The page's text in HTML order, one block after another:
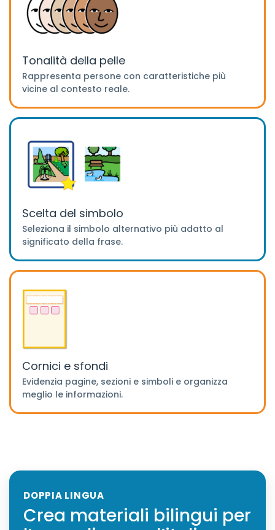
Tonalità della pelle
Rappresenta persone con caratteristiche più
vicine al contesto reale.
Scelta del simbolo
Seleziona il simbolo alternativo più adatto al
significato della frase.
Cornici e sfondi
Evidenzia pagine, sezioni e simboli e organizza
meglio le informazioni.
DOPPIA LINGUA
Crea materiali bilingui per